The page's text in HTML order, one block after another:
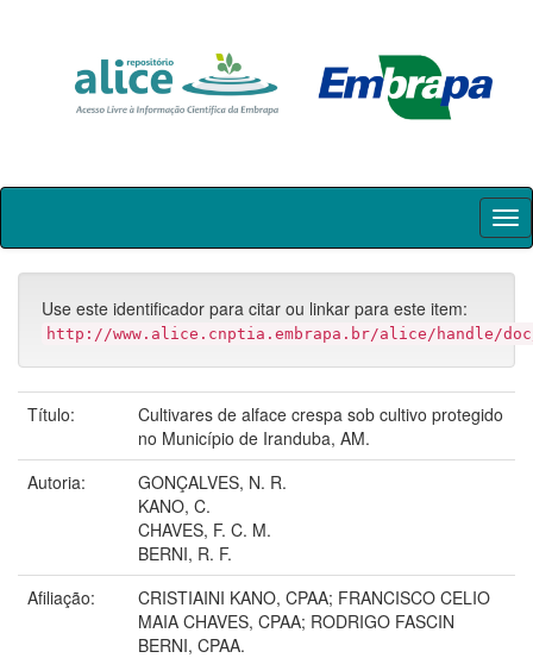
Skip
Use este identificador para citar ou linkar para este item:
http://www.alice.cnptia.embrapa.br/alice/handle/
Título:
Cultivares de alface crespa sob cultivo protegido
no Município de Iranduba, AM.
Autoria:
GONÇALVES, N. R.
KANO, C.
CHAVES, F. C. M.
BERNI, R. F.
Afiliação:
CRISTIAINI KANO, CPAA; FRANCISCO CELIO
MAIA CHAVES, CPAA; RODRIGO FASCIN
BERNI, CPAA.